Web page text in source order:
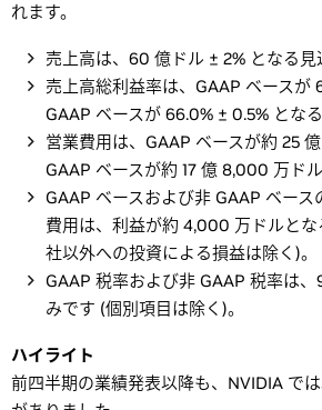
れます。
売上高は、60 億ドル ± 2% となる見
売上高総利益率は、GAAP ベースが
GAAP ベースが 66.0% ± 0.5% となる
営業費用は、GAAP ベースが約 25
GAAP ベースが約 17 億 8,000 万ド
GAAP ベースおよび非 GAAP ベー
費用は、利益が約 4,000 万ドルと
社以外への投資による損益は除く)。
GAAP 税率および非 GAAP 税率は、
みです (個別項目は除く)。
ハイライト
前四半期の業績発表以降も、NVIDIA で